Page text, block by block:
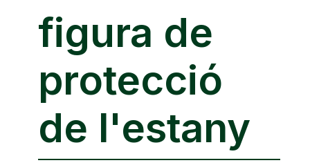
figura de
protecció
de l'estany